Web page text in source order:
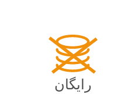
رایگان